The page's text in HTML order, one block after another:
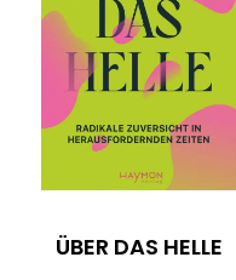
ÜBER DAS HELLE